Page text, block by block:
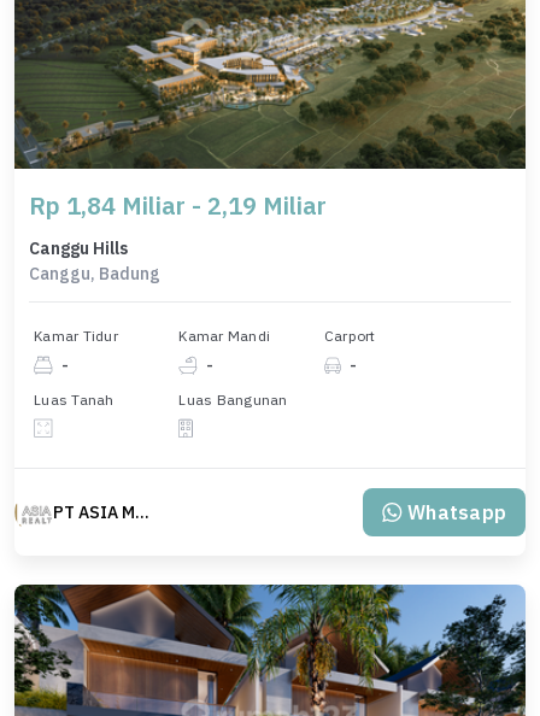
Rp 1,84 Miliar - 2,19 Miliar
Canggu Hills
Canggu, Badung
Kamar Tidur
-
Kamar Mandi
-
Carport
-
Luas Tanah Luas Bangunan
PT ASIA MAS REALTY Whatsapp